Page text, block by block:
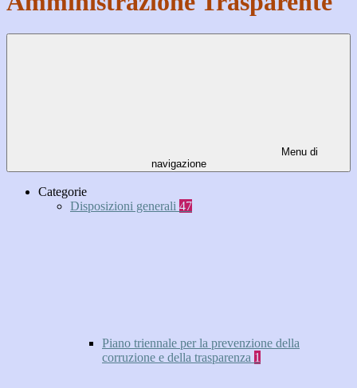
Menu di
navigazione
Categorie
Disposizioni generali 47
Piano triennale per la prevenzione della
corruzione e della trasparenza 1